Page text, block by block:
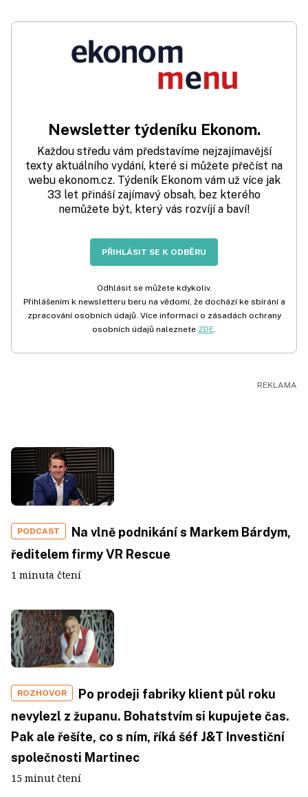
Newsletter týdeníku Ekonom.
Každou středu vám představíme nejzajímavější
texty aktuálního vydání, které si můžete přečíst na
webu ekonom.cz. Týdeník Ekonom vám už více jak
33 let přináší zajímavý obsah, bez kterého
nemůžete být, který vás rozvíjí a baví!
PŘIHLÁSIT SE K ODBĚRU
Odhlásit se můžete kdykoliv.
Přihlášením k newsletteru beru na vědomí, že dochází ke sbírání a
zpracování osobních údajů. Více informací o zásadách ochrany
osobních údajů naleznete ZDE.
PODCAST
Na vlně podnikání s Markem Bárdym,
ředitelem firmy VR Rescue
1 minuta čtení
ROZHOVOR
Po prodeji fabriky klient půl roku
nevylezl z županu. Bohatstvím si kupujete čas.
Pak ale řešíte, co s ním, říká šéf J&T Investiční
společnosti Martinec
15 minut čtení